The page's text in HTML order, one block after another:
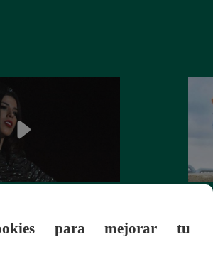
para mejorar tu